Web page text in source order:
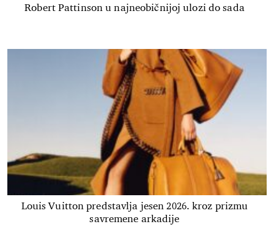
Robert Pattinson u najneobičnijoj ulozi do sada
Louis Vuitton predstavlja jesen 2026. kroz prizmu
savremene arkadije